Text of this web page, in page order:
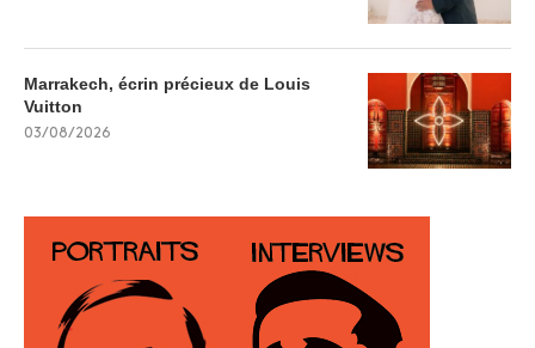
Marrakech, écrin précieux de Louis
Vuitton
03/08/2026